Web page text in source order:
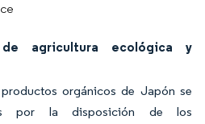
agricultura ecológica y
orgánicos de Japón se
por la disposición de los